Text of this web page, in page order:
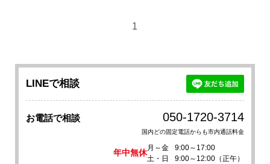
1
LINEで相談
お電話で相談 050-1720-3714
国内どの固定電話からも市内通話料金
年中無休
月～金
9:00～17:00
土・日
9:00～12:00（正午）